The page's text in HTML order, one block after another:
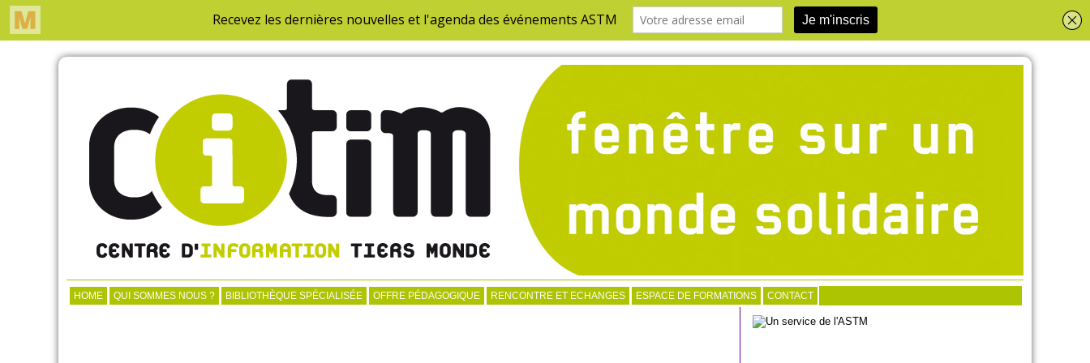
HOME QUI SOMMES NOUS ? BIBLIOTHÈQUE SPÉCIALISÉE OFFRE PÉDAGOGIQUE RENCONTRE ET ECHANGES ESPACE DE FORMATIONS CONTACT